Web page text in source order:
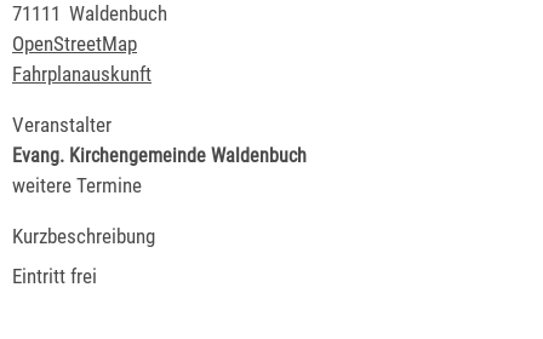
71111 Waldenbuch
OpenStreetMap
Fahrplanauskunft
Veranstalter
Evang. Kirchengemeinde Waldenbuch
weitere Termine
Kurzbeschreibung
Eintritt frei